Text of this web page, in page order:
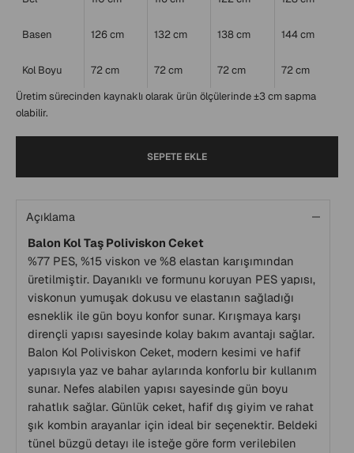
Basen 126 cm 132 cm 138 cm 144 cm
Kol Boyu 72 cm 72 cm 72 cm
72 cm
Üretim sürecinden kaynaklı olarak ürün ölçülerinde ±3 cm sapma
olabilir.
SEPETE EKLE
Açıklama
Balon Kol Taş Poliviskon Ceket
%77 PES, %15 viskon ve %8 elastan karışımından
üretilmiştir. Dayanıklı ve formunu koruyan PES yapısı,
viskonun yumuşak dokusu ve elastanın sağladığı
esneklik ile gün boyu konfor sunar. Kırışmaya karşı
dirençli yapısı sayesinde kolay bakım avantajı sağlar.
Balon Kol Poliviskon Ceket, modern kesimi ve hafif
yapısıyla yaz ve bahar aylarında konforlu bir kullanım
sunar. Nefes alabilen yapısı sayesinde gün boyu
rahatlık sağlar. Günlük ceket, hafif dış giyim ve rahat
şık kombin arayanlar için ideal bir seçenektir. Beldeki
tünel büzgü detayı ile isteğe göre form verilebilen